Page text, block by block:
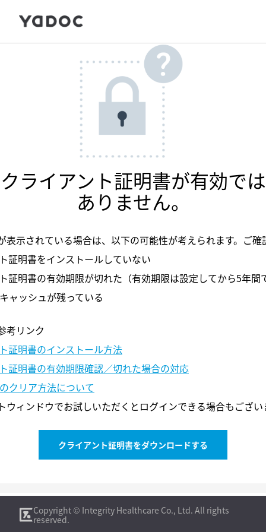
クライアント証明書が有効では
ありません。
表示されている場合は、以下の可能性が考えられます。ご確
証明書をインストールしていない
証明書の有効期限が切れた（有効期限は設定してから5年間
ャッシュが残っている
考リンク
証明書のインストール方法
証明書の有効期限確認／切れた場合の対応
クリア方法について
ィンドウでお試しいただくとログインできる場合もござい
クライアント証明書をダウンロードする
ポートセンター 0570-05-1114
（土日祝を除く 9:00〜19:00）
Copyright © Integrity Healthcare Co., Ltd. All rights
reserved.